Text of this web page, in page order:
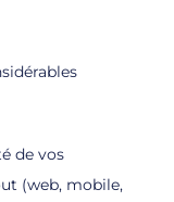
de vos
(web, mobile,